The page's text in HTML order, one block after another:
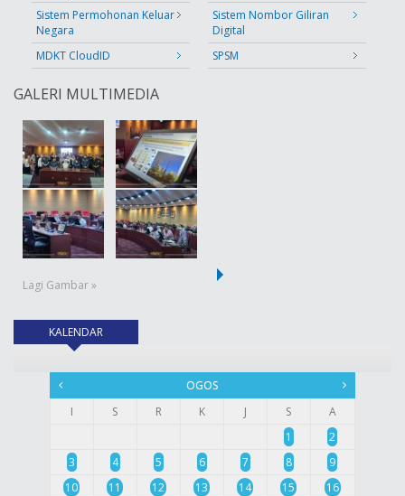
Sistem Permohonan Keluar
Negara
Sistem Nombor Giliran
Digital
MDKT CloudID
SPSM
GALERI MULTIMEDIA
Lagi Gambar »
KALENDAR(tab aktif)
OGOS
I
S R K J S
A
1
2
3
4 5 6 7 8
9
10
11 12 13 14 15
16